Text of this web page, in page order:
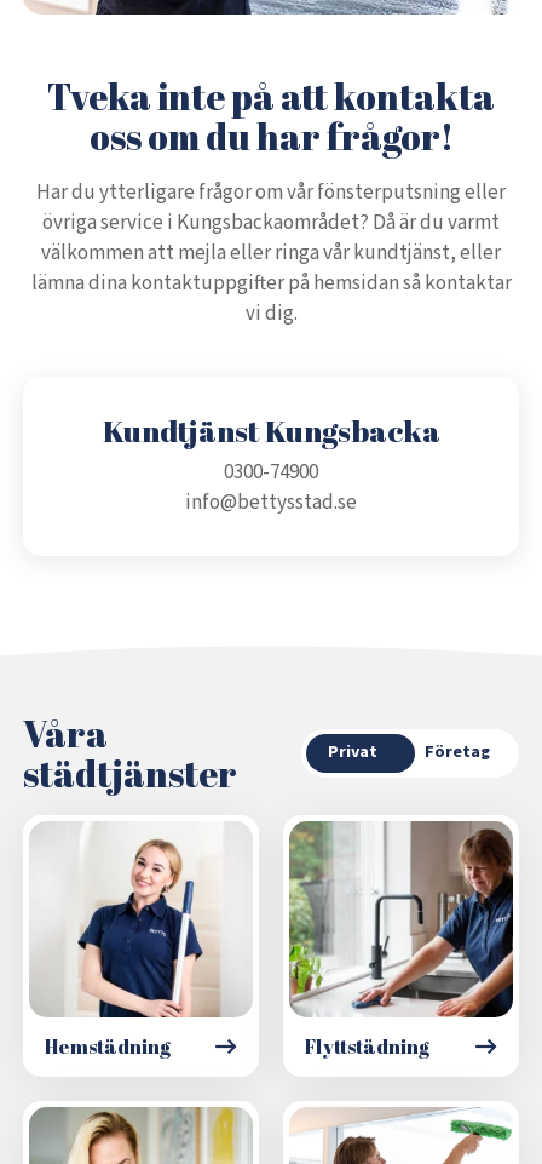
Tveka inte på att kontakta
oss om du har frågor!
Har du ytterligare frågor om vår fönsterputsning eller
övriga service i Kungsbackaområdet? Då är du varmt
välkommen att mejla eller ringa vår kundtjänst, eller
lämna dina kontaktuppgifter på hemsidan så kontaktar
vi dig.
Kundtjänst Kungsbacka
0300-74900
info@bettysstad.se
Våra
städtjänster
Privat Företag
Hemstädning Flyttstädning